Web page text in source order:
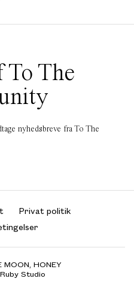
The
nyhedsbreve fra To The
Privat politik
HONEY
Studio